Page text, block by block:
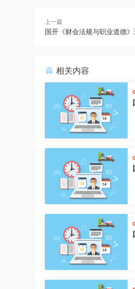
上一篇
国开《财会法规与职业道德
相关内容